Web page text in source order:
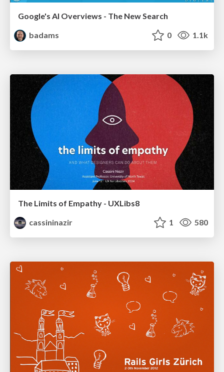
Google's AI Overviews - The New Search
badams
0 1.1k
The Limits of Empathy - UXLibs8
cassininazir
1 580